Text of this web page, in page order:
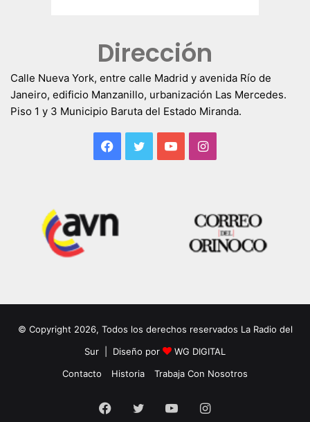
Dirección
Calle Nueva York, entre calle Madrid y avenida Río de
Janeiro, edificio Manzanillo, urbanización Las Mercedes.
Piso 1 y 3 Municipio Baruta del Estado Miranda.
Facebook
TwitterYouTubeInstagram
© Copyright 2026, Todos los derechos reservados La Radio del
Sur | Diseño por
WG DIGITAL
Contacto
Historia Trabaja Con Nosotros
Facebook
TwitterYouTubeInstagram